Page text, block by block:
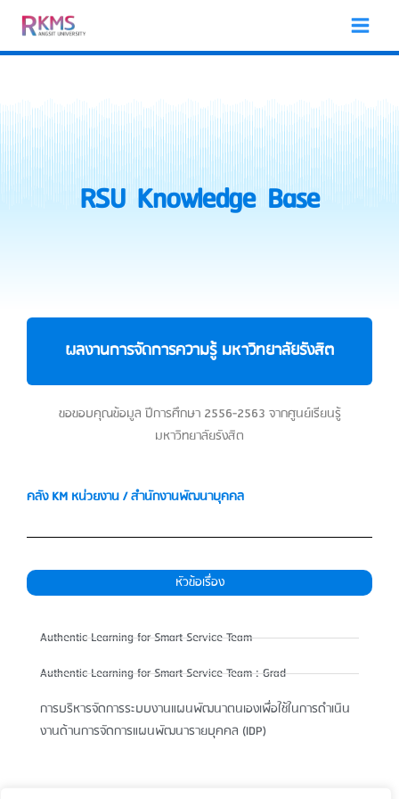
content
RSU Knowledge Base
ผลงานการจัดการความรู้ มหาวิทยาลัยรังสิต
ขอขอบคุณข้อมูล ปีการศึกษา 2556-2563 จากศูนย์เรียนรู้
มหาวิทยาลัยรังสิต
คลัง KM หน่วยงาน / สำนักงานพัฒนาบุคคล
หัวข้อเรื่อง
Authentic Learning for Smart Service Team
Authentic Learning for Smart Service Team : Grad
การบริหารจัดการระบบงานแผนพัฒนาตนเองเพื่อใช้ในการดำเนิน
งานด้านการจัดการแผนพัฒนารายบุคคล (IDP)